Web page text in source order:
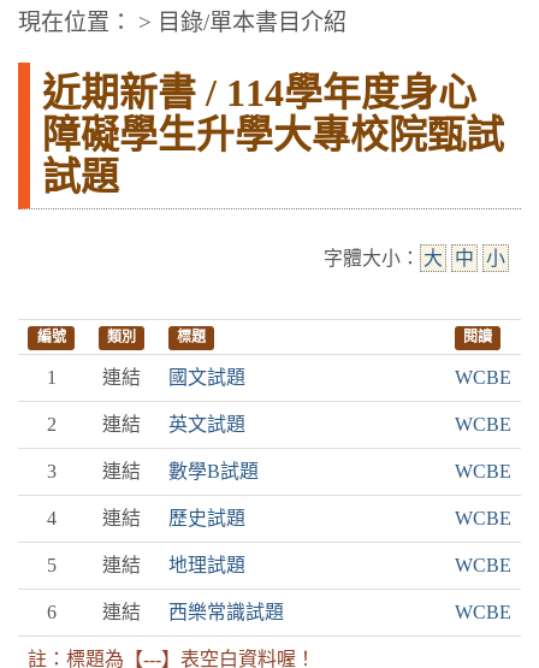
:::中央區塊
現在位置： > 目錄/單本書目介紹
近期新書 / 114學年度身心
障礙學生升學大專校院甄試
試題
字體大小： 大 中 小
編號 類別 標題 閱讀
1 連結 國文試題 WCBE
2 連結 英文試題 WCBE
3 連結 數學B試題 WCBE
4 連結 歷史試題 WCBE
5 連結 地理試題 WCBE
6 連結 西樂常識試題 WCBE
註：標題為【---】表空白資料喔！